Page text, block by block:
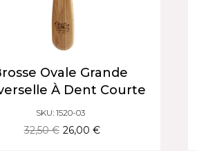
Ovale Grande
À Dent Courte
SKU: 1520-03
32,50 € 26,00 €